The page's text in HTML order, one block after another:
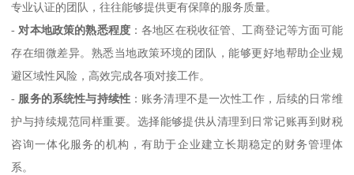
专业认证的团队，往往能够提供更有保障的服务质量。
- 对本地政策的熟悉程度：各地区在税收征管、工商登记等方面可能
存在细微差异。熟悉当地政策环境的团队，能够更好地帮助企业规
避区域性风险，高效完成各项对接工作。
- 服务的系统性与持续性：账务清理不是一次性工作，后续的日常维
护与持续规范同样重要。选择能够提供从清理到日常记账再到财税
咨询一体化服务的机构，有助于企业建立长期稳定的财务管理体
系。